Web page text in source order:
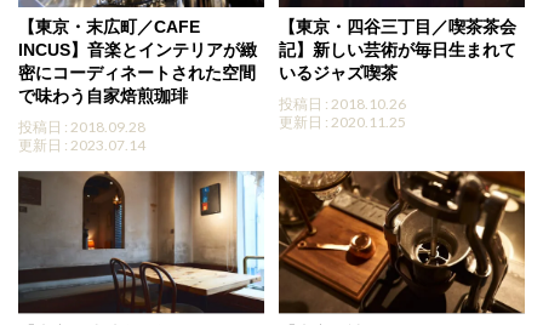
【東京・末広町／CAFE
INCUS】音楽とインテリアが緻
密にコーディネートされた空間
で味わう自家焙煎珈琲
投稿日 : 2018.09.28
更新日 : 2023.07.14
【東京・四谷三丁目／喫茶茶会
記】新しい芸術が毎日生まれて
いるジャズ喫茶
投稿日 : 2018.10.26
更新日 : 2020.11.25